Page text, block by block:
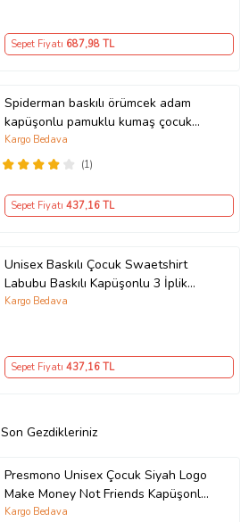
Sepet Fiyatı 687,98 TL
Spiderman baskılı örümcek adam
kapüşonlu pamuklu kumaş çocuk
sweatshirt (Siyah)
(1)
Kargo Bedava
Sepet Fiyatı 437,16 TL
Unisex Baskılı Çocuk Swaetshirt
Labubu Baskılı Kapüşonlu 3 İplik
Şardonlu (Siyah)
Kargo Bedava
Sepet Fiyatı 437,16 TL
Son Gezdikleriniz
Presmono Unisex Çocuk Siyah Logo
Make Money Not Friends Kapüşonlu
Sweatshirt 448242tt
Kargo Bedava